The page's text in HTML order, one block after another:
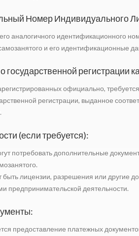
Номер Индивидуального
аналогичного идентификационного
и его идентификационные
государственной регистрации
официально,
регистрации, выданное
(если требуется):
потребовать дополнительные
лицензии, разрешения или другие
предпринимательской деятельности.
предоставление платежных